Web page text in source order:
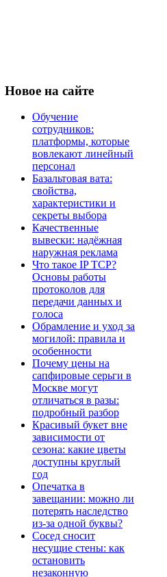
Новое на сайте
Обучение
сотрудников:
платформы, которые
вовлекают линейный
персонал
Базальтовая вата:
свойства,
характеристики и
секреты выбора
Качественные
вывески: надёжная
наружная реклама
Что такое IP TCP?
Основы работы
протоколов для
передачи данных и
голоса
Обрамление и уход за
могилой: правила и
особенности
Почему цены на
сапфировые серьги в
Москве могут
отличаться в разы:
подробный разбор
Красивый букет вне
зависимости от
сезона: какие цветы
доступны круглый
год
Опечатка в
завещании: можно ли
потерять наследство
из-за одной буквы?
Сосед сносит
несущие стены: как
остановить
незаконную